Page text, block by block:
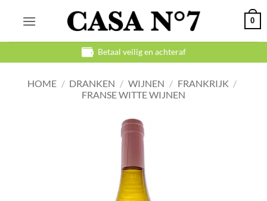
0
Betaal veilig en achteraf
HOME / DRANKEN / WIJNEN / FRANKRIJK /
FRANSE WITTE WIJNEN